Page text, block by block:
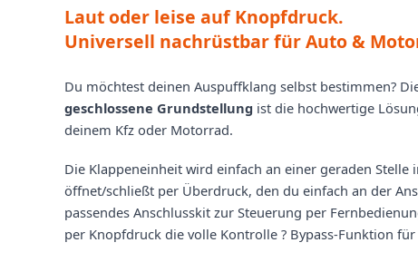
Laut oder leise auf Knopfdruck.
Universell nachrüstbar für Auto &
Du möchtest deinen Auspuffklang selbst bestimmen?
geschlossene Grundstellung ist die hochwertige
deinem Kfz oder Motorrad.
Die Klappeneinheit wird einfach an einer geraden Stelle
öffnet/schließt per Überdruck, den du einfach an der
passendes Anschlusskit zur Steuerung per
per Knopfdruck die volle Kontrolle ? Bypass-Funktion